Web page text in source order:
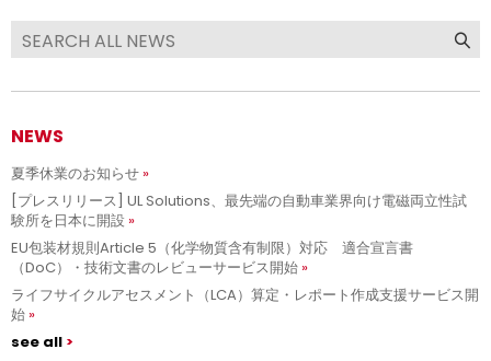
NEWS
夏季休業のお知らせ
[プレスリリース] UL Solutions、最先端の自動車業界向け電磁両立性試
験所を日本に開設
EU包装材規則Article 5（化学物質含有制限）対応 適合宣言書
（DoC）・技術文書のレビューサービス開始
ライフサイクルアセスメント（LCA）算定・レポート作成支援サービス開
始
see all